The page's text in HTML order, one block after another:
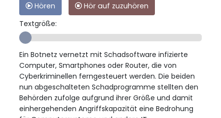
Hören
Hör auf zuzuhören
Textgröße:
Ein Botnetz vernetzt mit Schadsoftware infizierte
Computer, Smartphones oder Router, die von
Cyberkriminellen ferngesteuert werden. Die beiden
nun abgeschalteten Schadprogramme stellten den
Behörden zufolge aufgrund ihrer Größe und damit
einhergehenden Angriffskapazität eine Bedrohung